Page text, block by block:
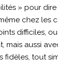
» pour
chez les
difficiles,
mais aussi
tout